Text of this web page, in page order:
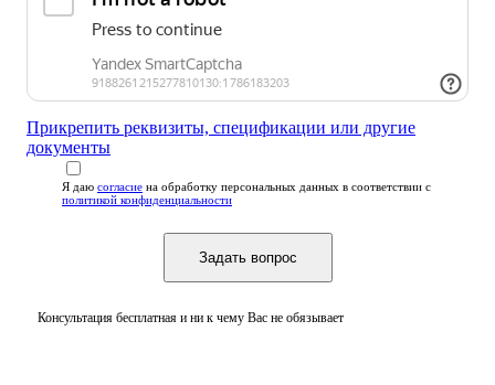
Прикрепить реквизиты, спецификации или другие
документы
Я даю согласие на обработку персональных данных в соответствии с
политикой конфиденциальности
Консультация бесплатная и ни к чему Вас не обязывает